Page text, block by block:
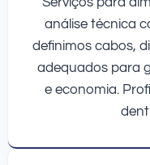
análise técnica
definimos cabos,
adequados para
e economia.